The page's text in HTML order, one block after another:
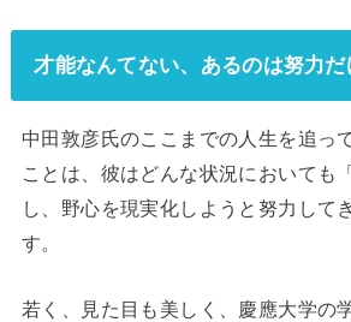
才能なんてない、あるのは努力だ
中田敦彦氏のここまでの人生を追っ
ことは、彼はどんな状況においても
し、野心を現実化しようと努力して
す。
若く、見た目も美しく、慶應大学の